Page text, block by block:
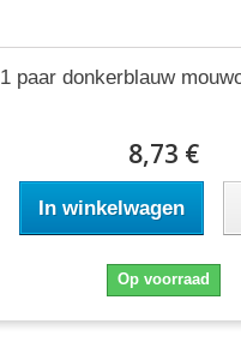
1 paar donkerblauw
8,73 €
In winkelwagen
Op voorraad